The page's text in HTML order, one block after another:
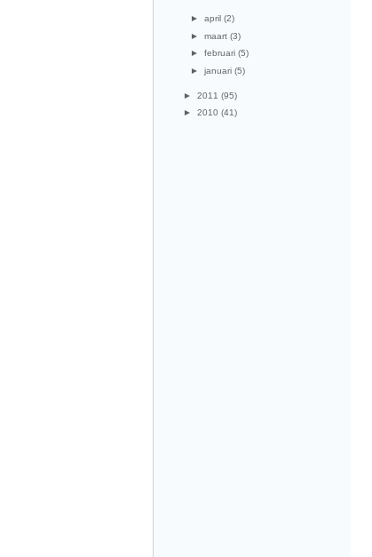
► april (2)
► maart (3)
► februari (5)
► januari (5)
► 2011 (95)
► 2010 (41)